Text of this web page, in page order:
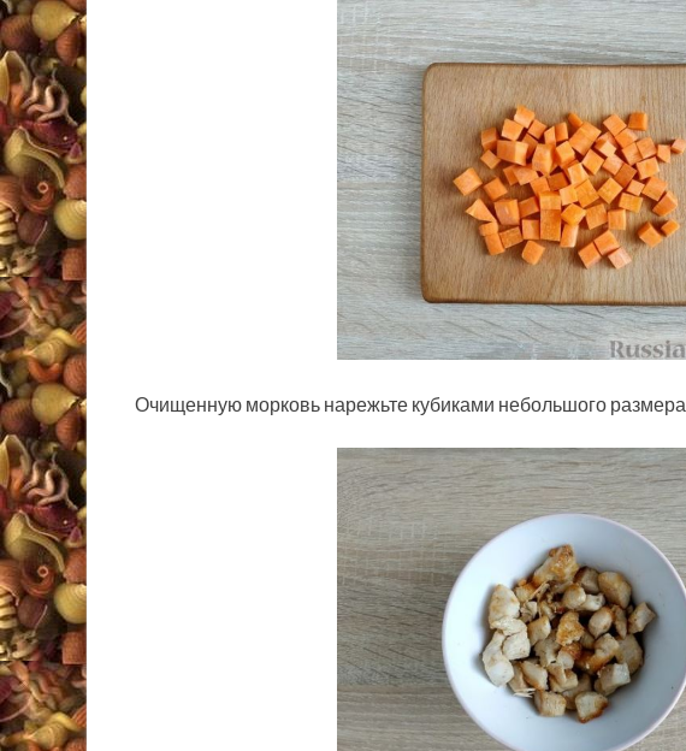
Очищенную морковь нарежьте кубиками небольшого размера.